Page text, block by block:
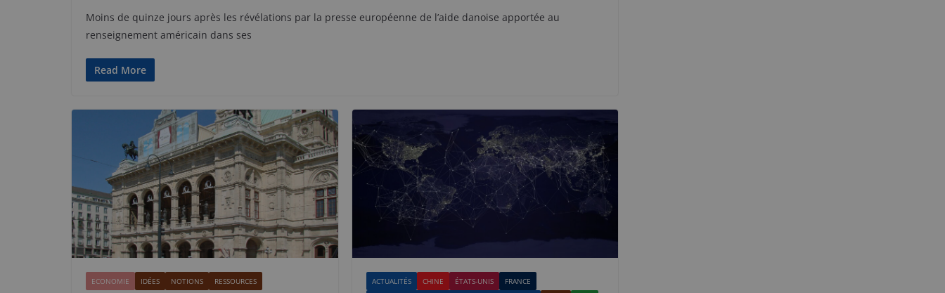
Moins de quinze jours après les révélations par la presse européenne de l’aide danoise apportée au
renseignement américain dans ses
Read More
ECONOMIE IDÉES NOTIONS RESSOURCES ACTUALITÉS CHINE ÉTATS-UNIS
FRANCE